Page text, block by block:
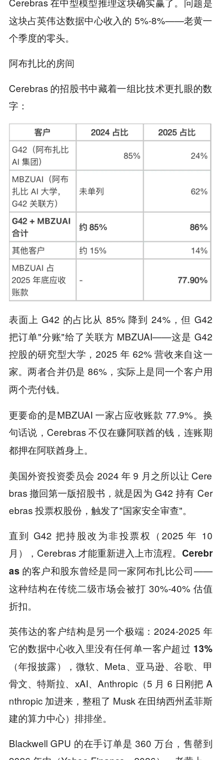
确实赢了
这块占英伟达数据中心收入的 5%-8%——老黄一
个季度的零头。
阿布扎比的房间
Cerebras 的招股书中藏着一组比技术更扎眼的数
字：
表面上 G42 的占比从 85% 降到 24%，但 G42
把订单"分账"给了关联方 MBZUAI——这是 G42
控股的研究型大学，2025 年 62% 营收来自这一
家。两者合并仍是 86%， 实际上是同一个客户用
两个壳付钱。
更要命的是MBZUAI 一家占应收账款 77.9%。换
句话说，Cerebras 不仅在赚阿联酋的钱， 连账期
都押在阿联酋身上。
美国外资投资委员会 2024 年 9 月之所以让 Cere
bras 撤回第一版招股书，就是因为 G42 持有 Cer
ebras 投票权股份，触发了"国家安全审查"。
直到 G42 把持股改为非投票权（2025 年 10
月），Cerebras 才能重新进入上市流程。 Cerebr
as 的客户和股东曾经是同一家阿布扎比公司——
这种结构在传统二级市场会被打 30%-40% 估值
折扣。
英伟达的客户结构是另一个极端：2024-2025 年
它的数据中心收入里没有任何单一客户超过 13%
（年报披露），微软、Meta、亚马逊、谷歌、甲
骨文、特斯拉、xAI、Anthropic（5 月 6 日刚把 A
nthropic 加进来，整租了 Musk 在田纳西州孟菲斯
建的算力中心）排排坐。
Blackwell GPU 的在手订单是 360 万台，售罄到